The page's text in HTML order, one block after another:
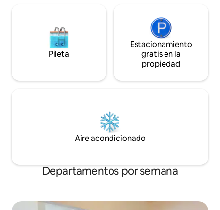
Pileta
Estacionamiento
gratis en la
propiedad
Aire acondicionado
Departamentos por semana